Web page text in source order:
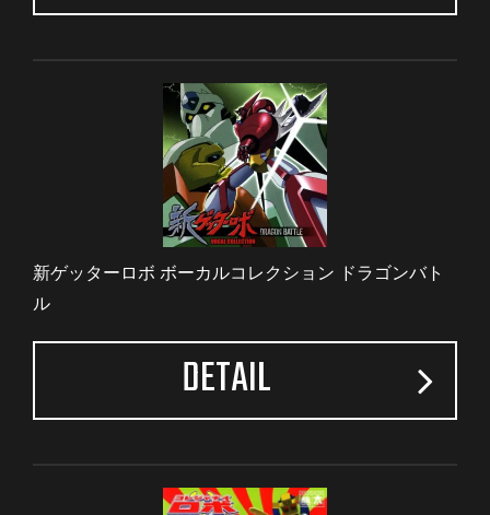
新ゲッターロボ ボーカルコレクション ドラゴンバト
ル
DETAIL